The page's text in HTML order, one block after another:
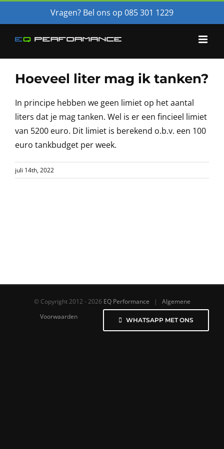
content
Vragen? Bel ons op 085 301 1229
Hoeveel liter mag ik tanken?
In principe hebben we geen limiet op het aantal
liters dat je mag tanken. Wel is er een fincieel limiet
van 5200 euro. Dit limiet is berekend o.b.v. een 100
euro tankbudget per week.
juli 14th, 2022
© Copyright 2012 -2026 EQ Performance | Algemene
Voorwaarden
WHATSAPP MET ONS